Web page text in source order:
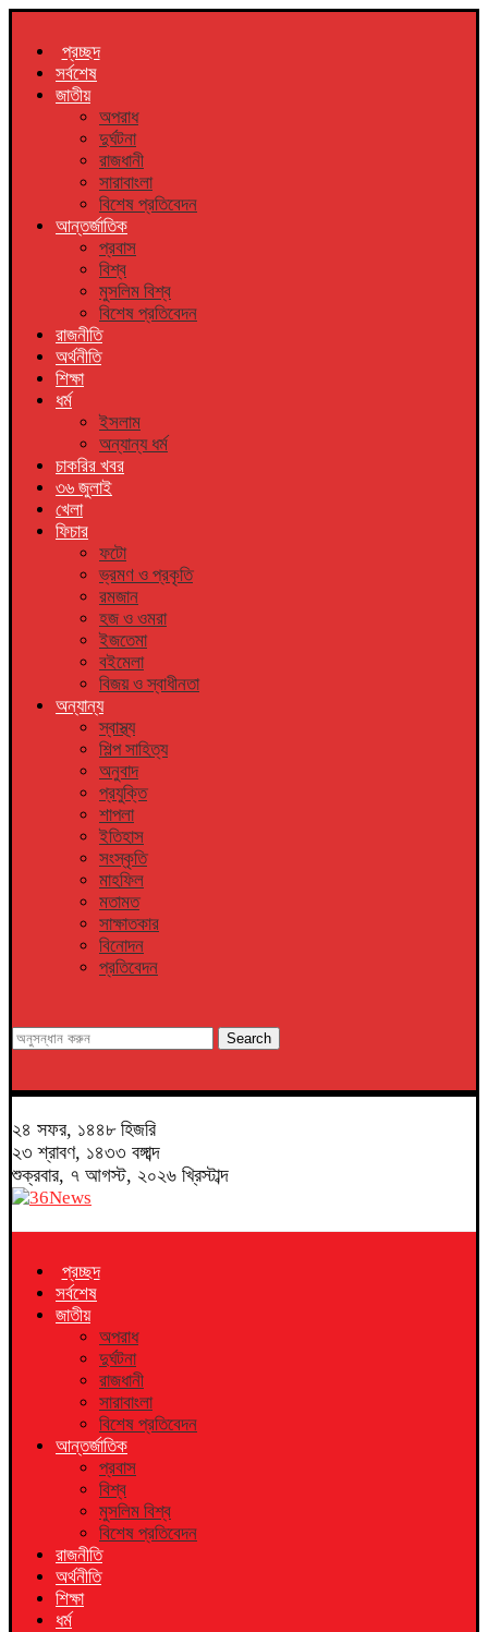
প্রচ্ছদ
সর্বশেষ
জাতীয়
অপরাধ
দুর্ঘটনা
রাজধানী
সারাবাংলা
বিশেষ প্রতিবেদন
আন্তর্জাতিক
প্রবাস
বিশ্ব
মুসলিম বিশ্ব
বিশেষ প্রতিবেদন
রাজনীতি
অর্থনীতি
শিক্ষা
ধর্ম
ইসলাম
অন্যান্য ধর্ম
চাকরির খবর
৩৬ জুলাই
খেলা
ফিচার
ফটো
ভ্রমণ ও প্রকৃতি
রমজান
হজ ও ওমরা
ইজতেমা
বইমেলা
বিজয় ও স্বাধীনতা
অন্যান্য
স্বাস্থ্য
শিল্প সাহিত্য
অনুবাদ
প্রযুক্তি
শাপলা
ইতিহাস
সংস্কৃতি
মাহফিল
মতামত
সাক্ষাতকার
বিনোদন
প্রতিবেদন
Search
২৪ সফর, ১৪৪৮ হিজরি
২৩ শ্রাবণ, ১৪৩৩ বঙ্গাব্দ
শুক্রবার, ৭ আগস্ট, ২০২৬ খ্রিস্টাব্দ
প্রচ্ছদ
সর্বশেষ
জাতীয়
অপরাধ
দুর্ঘটনা
রাজধানী
সারাবাংলা
বিশেষ প্রতিবেদন
আন্তর্জাতিক
প্রবাস
বিশ্ব
মুসলিম বিশ্ব
বিশেষ প্রতিবেদন
রাজনীতি
অর্থনীতি
শিক্ষা
ধর্ম